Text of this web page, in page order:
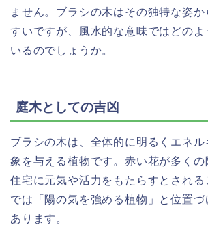
ません。ブラシの木はその独特な姿
すいですが、風水的な意味ではどのよ
いるのでしょうか。
庭木としての吉凶
ブラシの木は、全体的に明るくエネル
象を与える植物です。赤い花が多くの
住宅に元気や活力をもたらすとされる
では「陽の気を強める植物」と位置
あります。